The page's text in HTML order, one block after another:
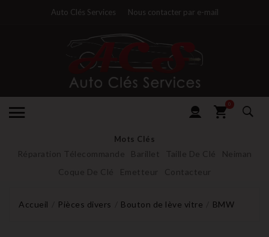
Auto Clés Services Nous contacter par e-mail
0
Mots Clés
Réparation Télecommande Barillet Taille De Clé
Neiman
Coque De Clé
Emetteur Contacteur
Accueil Pièces divers Bouton de lève vitre BMW